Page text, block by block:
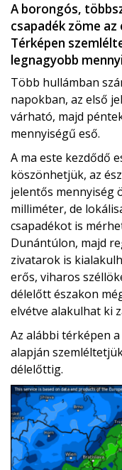
A borongós,
csapadék zöme
Térképen
legnagyobb
Több hullámban
napokban, az első
várható, majd
mennyiségű eső.
A ma este kezdődő
köszönhetjük, az
jelentős mennyiség
milliméter, de
csapadékot is
Dunántúlon, majd
zivatarok is
erős, viharos
délelőtt északon
elvétve alakulhat ki
Az alábbi térképen
alapján
délelőttig.